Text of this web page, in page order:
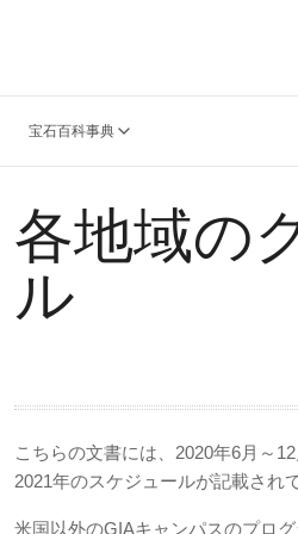
宝石百科事典
各地域の
ル
こちらの文書には、2020年6月～
2021年のスケジュールが記載され
米国以外のGIAキャンパスのプロ